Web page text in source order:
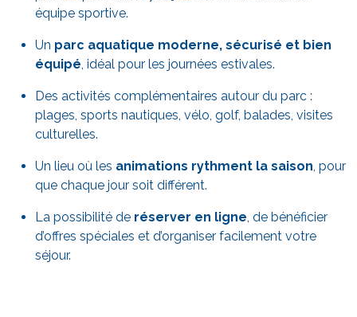
équipe sportive.
Un parc aquatique moderne, sécurisé et bien
équipé, idéal pour les journées estivales.
Des activités complémentaires autour du parc :
plages, sports nautiques, vélo, golf, balades, visites
culturelles.
Un lieu où les animations rythment la saison, pour
que chaque jour soit différent.
La possibilité de réserver en ligne, de bénéficier
d’offres spéciales et d’organiser facilement votre
séjour.